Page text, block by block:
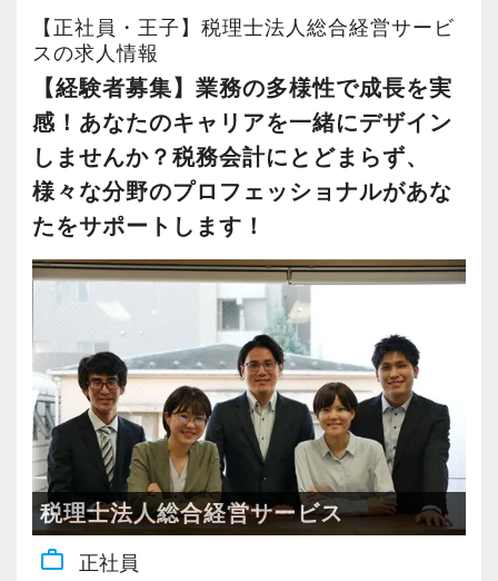
＜事務所内のメンバー構成＞
現在の配属先は7名体制(男性5名・女性2名、20
代〜70代)で、実際に未経験で入社したスタッフ
も在籍しています。
雑談は多くはありませんが、業務に必要な会話
は遠慮なくできる堅苦しさのない雰囲気です。
賑やかさは少ないかもしれませんが、落ち着い
た環境で集中して仕事に取り組めます。
【年休130日＆土日祝休み♪定時退社でメリハリ
も抜群】
夏季休暇が7日間あり、7〜8月の間で自由に取得
可能です。
仕事の調整ができれば有給の取得は任意。趣味
や旅行など、自分の時間を確保できます♪
繁忙期の3月以外はほとんど残業もなく、資格試
底的に経験を積みます。
顧問先の課題に触れ、共に考え、向き合うなか
で、自分の「やりたいこと」や「得意なこと」
が自然と見えてくるはずです。
そしてその「やりたいこと」に全力で取り組ん
だ結果、
顧問先から感謝の言葉をもらえる――それが私
たちの何よりのやりがいです。
私たちと一緒に、あなたの「やりたいこと」、
見つけてみませんか？
■業務範囲のご紹介 〜税務にとどまらない、幅
広いフィールド〜
私たちの業務は、いわゆる「税務会計」にとど
まりません。
経営者のあらゆる課題に寄り添う“経営のパート
ナー”として、幅広い領域で専門性を発揮してい
ます。
【正社員・王子】税理士法人総合経営サービ
スの求人情報
【経験者募集】業務の多様性で成長を実
感！あなたのキャリアを一緒にデザイン
しませんか？税務会計にとどまらず、
様々な分野のプロフェッショナルがあな
たをサポートします！
税理士法人総合経営サービス
work_outline 正社員